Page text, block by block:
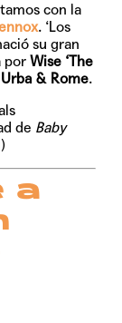
con la
. ‘Los
su gran
por Wise ‘The
Urba & Rome.
de Baby
a